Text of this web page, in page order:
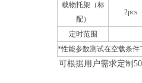
载物托架（标
配）
2pcs
定时范围
*性能参数测试在空载条
可根据用户需求定制